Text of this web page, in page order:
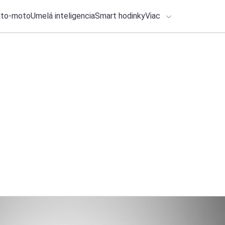
motoUmelá inteligenciaSmart hodinkyViac